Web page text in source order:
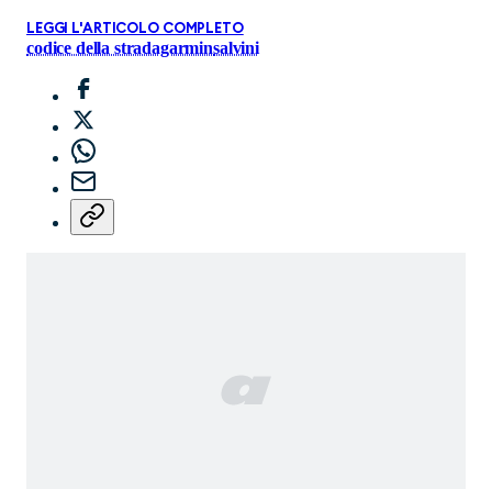
LEGGI L'ARTICOLO COMPLETO
codice della stradagarminsalvini